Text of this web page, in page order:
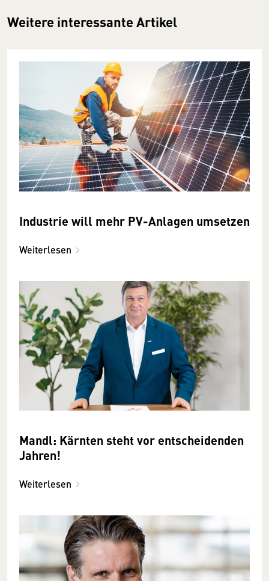
Weitere interessante Artikel
Industrie will mehr PV-Anlagen umsetzen
Weiterlesen
Mandl: Kärnten steht vor entscheidenden
Jahren!
Weiterlesen